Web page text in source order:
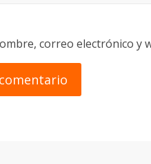
correo electrónico y